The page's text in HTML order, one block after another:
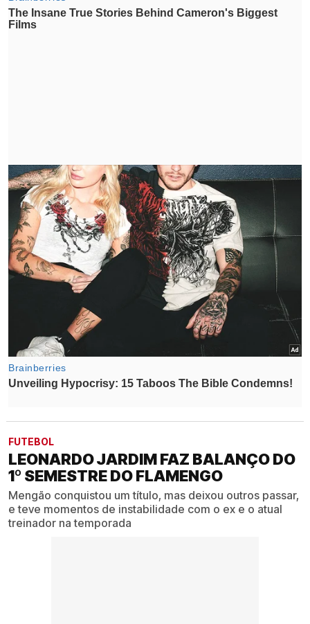
FUTEBOL
LEONARDO JARDIM FAZ BALANÇO DO
1º SEMESTRE DO FLAMENGO
Mengão conquistou um título, mas deixou outros passar,
e teve momentos de instabilidade com o ex e o atual
treinador na temporada